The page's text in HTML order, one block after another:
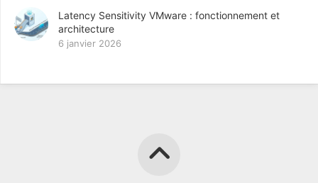
Latency Sensitivity VMware : fonctionnement et
architecture
6 janvier 2026